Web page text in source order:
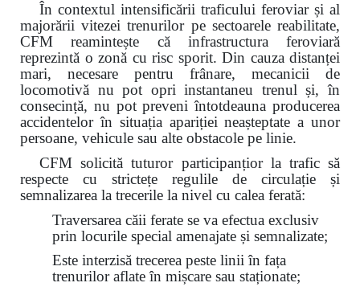
În contextul intensificării traficului feroviar și al
majorării vitezei trenurilor pe sectoarele reabilitate,
CFM reamintește că infrastructura feroviară
reprezintă o zonă cu risc sporit. Din cauza distanței
mari, necesare pentru frânare, mecanicii de
locomotivă nu pot opri instantaneu trenul și, în
consecință, nu pot preveni întotdeauna producerea
accidentelor în situația apariției neașteptate a unor
persoane, vehicule sau alte obstacole pe linie.
CFM solicită tuturor participanțior la trafic să
respecte cu strictețe regulile de circulație și
semnalizarea la trecerile la nivel cu calea ferată:
Traversarea căii ferate se va efectua exclusiv
prin locurile special amenajate și semnalizate;
Este interzisă trecerea peste linii în fața
trenurilor aflate în mișcare sau staționate;